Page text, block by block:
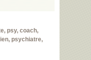
psy, coach,
psychiatre,